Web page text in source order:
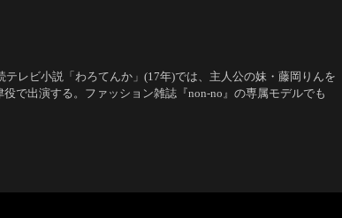
レビ小説「わろてんか」(17年)では、主人公の妹・藤岡りんを
で出演する。ファッション雑誌『non-no』の専属モデルでも